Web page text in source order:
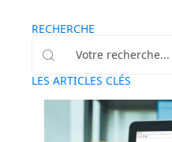
RECHERCHE
LES ARTICLES CLÉS